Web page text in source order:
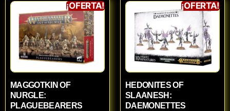
¡OFERTA!
MAGGOTKIN OF
NURGLE:
PLAGUEBEARERS
¡OFERTA!
HEDONITES OF
SLAANESH:
DAEMONETTES